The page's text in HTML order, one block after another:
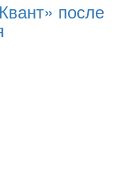
после